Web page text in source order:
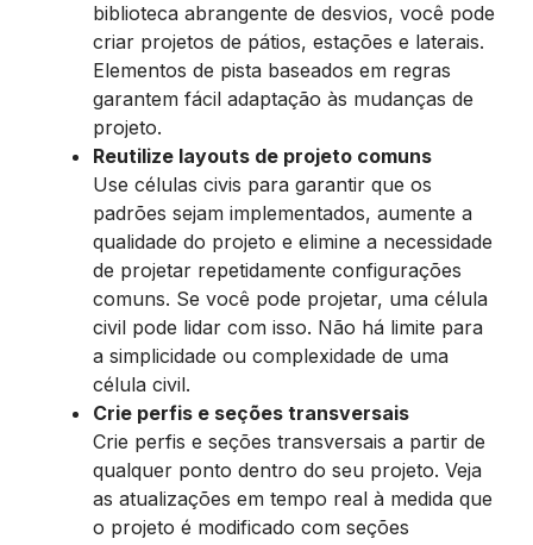
biblioteca abrangente de desvios, você pode
criar projetos de pátios, estações e laterais.
Elementos de pista baseados em regras
garantem fácil adaptação às mudanças de
projeto.
Reutilize layouts de projeto comuns
Use células civis para garantir que os
padrões sejam implementados, aumente a
qualidade do projeto e elimine a necessidade
de projetar repetidamente configurações
comuns. Se você pode projetar, uma célula
civil pode lidar com isso. Não há limite para
a simplicidade ou complexidade de uma
célula civil.
Crie perfis e seções transversais
​Crie perfis e seções transversais a partir de
qualquer ponto dentro do seu projeto. Veja
as atualizações em tempo real à medida que
o projeto é modificado com seções